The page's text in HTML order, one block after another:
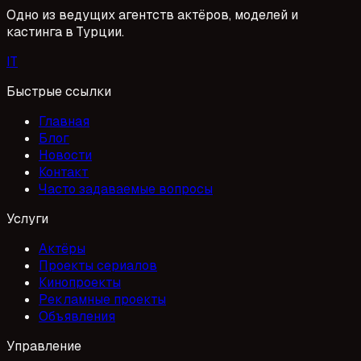
Одно из ведущих агентств актёров, моделей и
кастинга в Турции.
IT
Быстрые ссылки
Главная
Блог
Новости
Контакт
Часто задаваемые вопросы
Услуги
Актёры
Проекты сериалов
Кинопроекты
Рекламные проекты
Объявления
Управление